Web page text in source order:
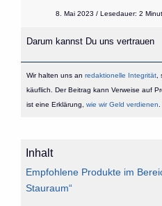
8. Mai 2023 / Lesedauer: 2
Darum kannst Du uns vertrauen
Wir halten uns an redaktionelle Integrität,
käuflich. Der Beitrag kann Verweise auf
ist eine Erklärung, wie wir Geld verdienen
Inhalt
Empfohlene Produkte im
Stauraum“